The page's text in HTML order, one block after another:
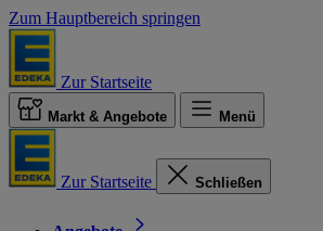
Zum Hauptbereich springen
Zur Startseite
Markt & Angebote Menü
Zur Startseite Schließen